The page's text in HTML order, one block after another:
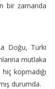
bir zamanda
Doğu, Türki
mutlaka
kopmadığı
durumda.